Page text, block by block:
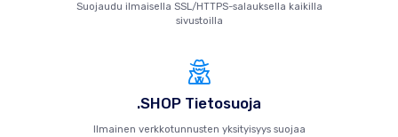
Suojaudu ilmaisella SSL/HTTPS-salauksella kaikilla
sivustoilla
.SHOP Tietosuoja
Ilmainen verkkotunnusten yksityisyys suojaa